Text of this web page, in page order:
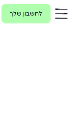
לחשבון שלך